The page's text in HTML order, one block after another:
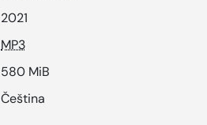
2021
MP3
580 MiB
Čeština